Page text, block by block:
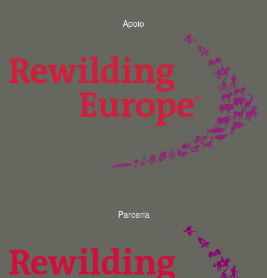
Apoio
Parceria